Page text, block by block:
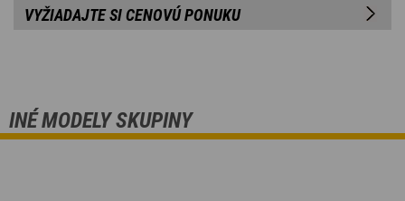
VYŽIADAJTE SI CENOVÚ PONUKU
INÉ MODELY SKUPINY